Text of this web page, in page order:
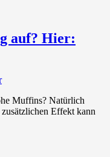
auf? Hier:
Muffins? Natürlich
Effekt kann